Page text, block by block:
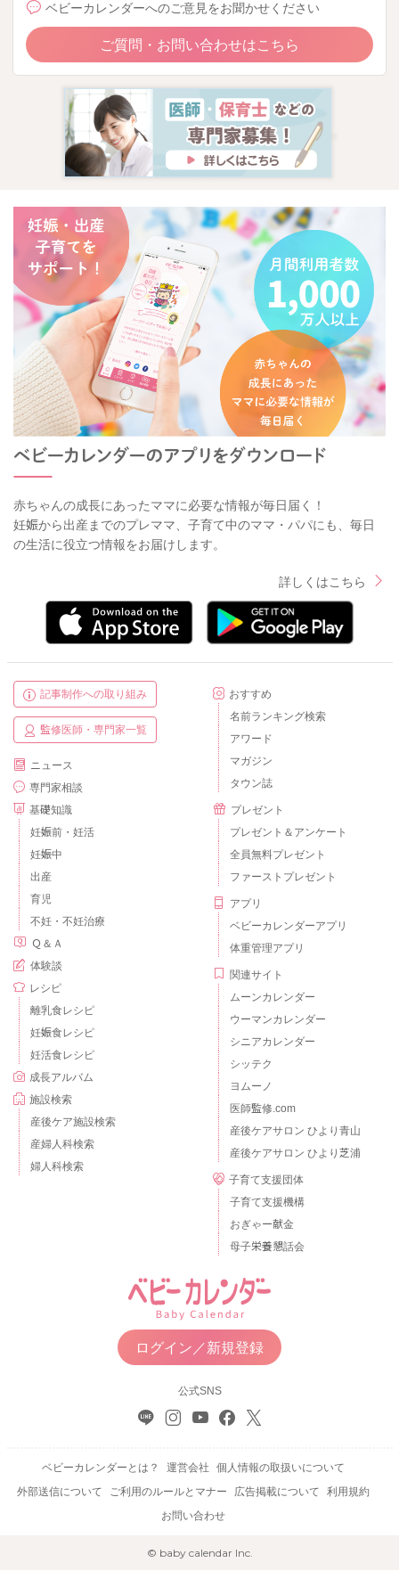
ベビーカレンダーへのご意見をお聞かせください
ご質問・お問い合わせはこちら
赤ちゃんの成長にあったママに必要な情報が毎日届く！
妊娠から出産までのプレママ、子育て中のママ・パパにも、毎日
の生活に役立つ情報をお届けします。
詳しくはこちら
記事制作への取り組み
監修医師・専門家一覧
ニュース
専門家相談
基礎知識
妊娠前・妊活
妊娠中
出産
育児
不妊・不妊治療
Ｑ＆Ａ
体験談
レシピ
離乳食レシピ
妊娠食レシピ
妊活食レシピ
成長アルバム
施設検索
産後ケア施設検索
産婦人科検索
婦人科検索
おすすめ
名前ランキング検索
アワード
マガジン
タウン誌
プレゼント
プレゼント＆アンケート
全員無料プレゼント
ファーストプレゼント
アプリ
ベビーカレンダーアプリ
体重管理アプリ
関連サイト
ムーンカレンダー
ウーマンカレンダー
シニアカレンダー
シッテク
ヨムーノ
医師監修.com
産後ケアサロン ひより青山
産後ケアサロン ひより芝浦
子育て支援団体
子育て支援機構
おぎゃー献金
母子栄養懇話会
ログイン／新規登録
公式SNS
ベビーカレンダーとは？ 運営会社
個人情報の取扱いについて
外部送信について
ご利用のルールとマナー 広告掲載について
利用規約
お問い合わせ
© baby calendar Inc.